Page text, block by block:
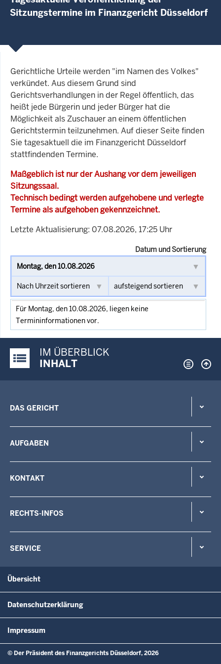
Sitzungstermine im Finanzgericht Düsseldorf
Gerichtliche Urteile werden "im Namen des Volkes"
verkündet. Aus diesem Grund sind
Gerichtsverhandlungen in der Regel öffentlich, das
heißt jede Bürgerin und jeder Bürger hat die
Möglichkeit als Zuschauer an einem öffentlichen
Gerichtstermin teilzunehmen. Auf dieser Seite finden
Sie tagesaktuell die im Finanzgericht Düsseldorf
stattfindenden Termine.
Maßgeblich ist nur der Aushang vor dem jeweiligen
Sitzungssaal.
Technisch bedingt werden aufgehobene und verlegte
Termine als aufgehoben gekennzeichnet.
Letzte Aktualisierung: 07.08.2026, 17:25 Uhr
Datum und Sortierung
Für Montag, den 10.08.2026, liegen keine
Termininformationen vor.
Justiz-Portal im Überblick:
IM ÜBERBLICK
INHALT
DAS GERICHT
AUFGABEN
KONTAKT
RECHTS-INFOS
SERVICE
Übersicht
Datenschutzerklärung
Impressum
© Der Präsident des Finanzgerichts Düsseldorf, 2026